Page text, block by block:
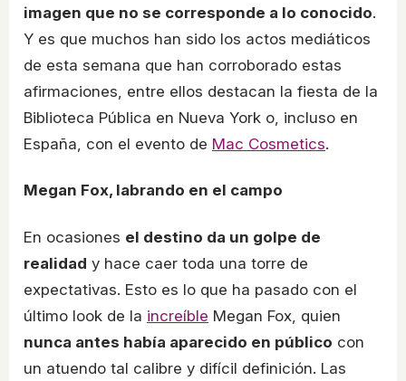
imagen que no se corresponde a lo conocido.
Y es que muchos han sido los actos mediáticos
de esta semana que han corroborado estas
afirmaciones, entre ellos destacan la fiesta de la
Biblioteca Pública en Nueva York o, incluso en
España, con el evento de Mac Cosmetics.
Megan Fox, labrando en el campo
En ocasiones el destino da un golpe de
realidad y hace caer toda una torre de
expectativas. Esto es lo que ha pasado con el
último look de la increíble Megan Fox, quien
nunca antes había aparecido en público con
un atuendo tal calibre y difícil definición. Las